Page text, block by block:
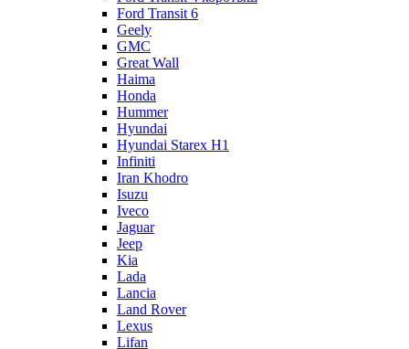
Ford Transit 6
Geely
GMC
Great Wall
Haima
Honda
Hummer
Hyundai
Hyundai Starex H1
Infiniti
Iran Khodro
Isuzu
Iveco
Jaguar
Jeep
Kia
Lada
Lancia
Land Rover
Lexus
Lifan